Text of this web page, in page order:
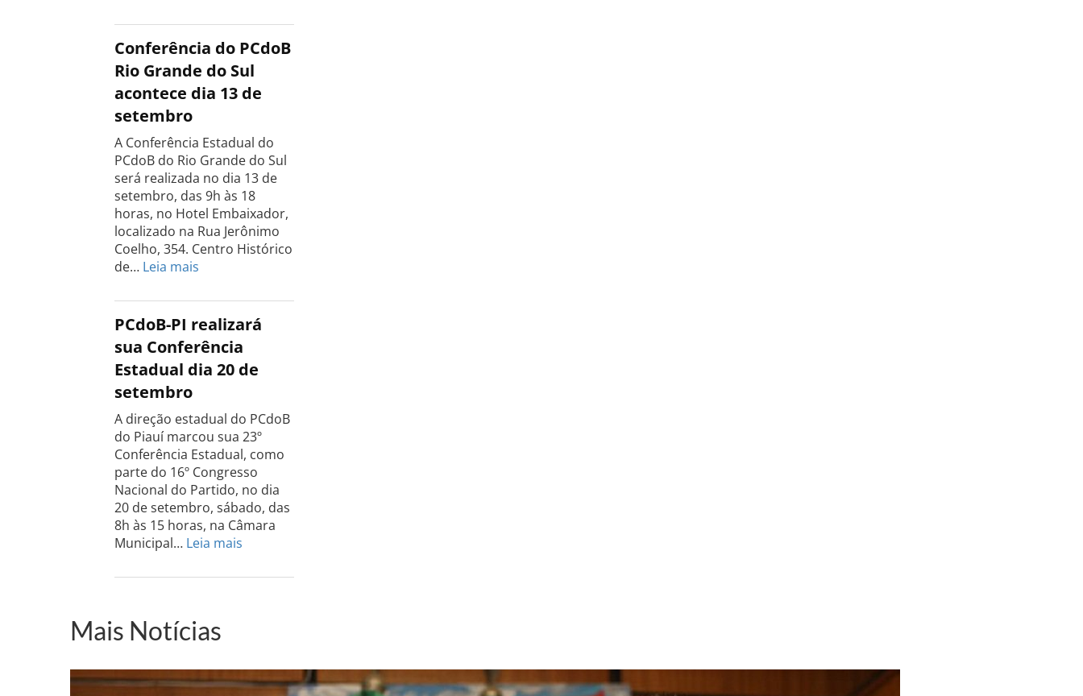
Estadual
do
Tocantins
será
realizada
18
de
setembro
Conferência do PCdoB
Rio Grande do Sul
acontece dia 13 de
setembro
A Conferência Estadual do
PCdoB do Rio Grande do Sul
será realizada no dia 13 de
setembro, das 9h às 18
horas, no Hotel Embaixador,
localizado na Rua Jerônimo
Coelho, 354. Centro Histórico
de… Leia mais
do
PCdoB
Rio
Grande
do
dia
13
de
setembro
PCdoB-PI realizará
sua Conferência
Estadual dia 20 de
setembro
A direção estadual do PCdoB
do Piauí marcou sua 23º
Conferência Estadual, como
parte do 16º Congresso
Nacional do Partido, no dia
20 de setembro, sábado, das
8h às 15 horas, na Câmara
Municipal… Leia mais
PI
dia
20
Mais Notícias